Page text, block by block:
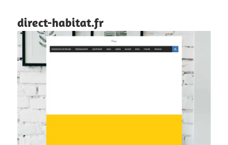
direct-habitat.fr